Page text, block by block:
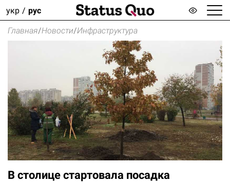
укр рус
Главная/Новости/Инфраструктура
В столице стартовала посадка